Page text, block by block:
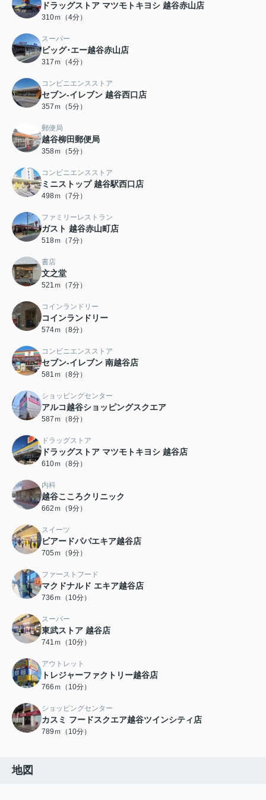
ドラッグストア マツモトキヨシ 越谷赤山店
310ｍ（4分）
スーパー
ビッグ･エー越谷赤山店
317ｍ（4分）
コンビニエンスストア
セブン‐イレブン 越谷西口店
357ｍ（5分）
郵便局
越谷柳田郵便局
358ｍ（5分）
コンビニエンスストア
ミニストップ 越谷駅西口店
498ｍ（7分）
ファミリーレストラン
ガスト 越谷赤山町店
518ｍ（7分）
書店
文之堂
521ｍ（7分）
コインランドリー
コインランドリー
574ｍ（8分）
コンビニエンスストア
セブン‐イレブン 南越谷店
581ｍ（8分）
ショッピングセンター
アルコ越谷ショッピングスクエア
587ｍ（8分）
ドラッグストア
ドラッグストア マツモトキヨシ 越谷店
610ｍ（8分）
内科
越谷こころクリニック
662ｍ（9分）
スイーツ
ビアードパパエキア越谷店
705ｍ（9分）
ファーストフード
マクドナルド エキア越谷店
736ｍ（10分）
スーパー
東武ストア 越谷店
741ｍ（10分）
アウトレット
トレジャーファクトリー越谷店
766ｍ（10分）
ショッピングセンター
カスミ フードスクエア越谷ツインシティ店
789ｍ（10分）
地図